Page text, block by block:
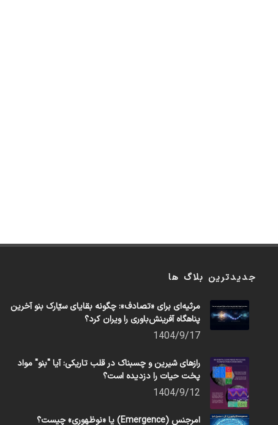
جدیدترین بلاگ ها
مرثیه‌ای برای «تصادف»: چگونه بقایای سیّارک بنو آخرین
پناهگاه آفرینش‌باوری را ویران کرد؟
1404/9/17
رازهای شیرین و چسبناک در قلب تاریکی: آیا "بنو" مواد
پخت حیات را دزدیده است؟
1404/9/12
امرجنس (Emergence) یا «نوظهوری» چیست؟